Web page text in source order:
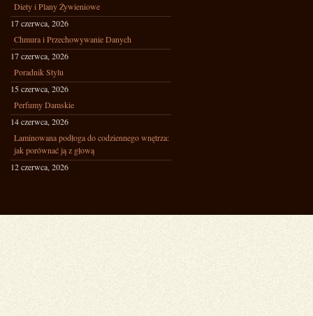
Diety i Plany Żywieniowe
17 czerwca, 2026
Chmura i Przechowywanie Danych
17 czerwca, 2026
Poradnik Stylu
15 czerwca, 2026
Perfumy Damskie
14 czerwca, 2026
Laminowana podłoga do codziennego wnętrza:
jak porównać ją z głową
12 czerwca, 2026